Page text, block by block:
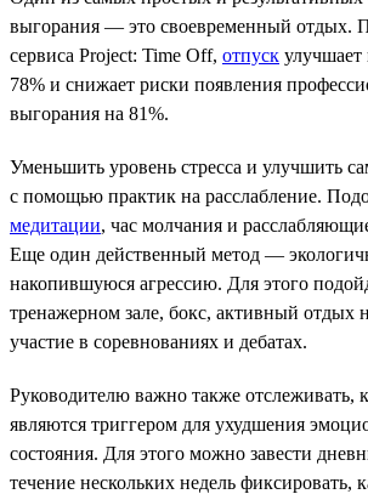
выгорания — это своевременный отдых.
сервиса Project: Time Off, отпуск
78% и снижает риски появления
выгорания на 81%.
Уменьшить уровень стресса и улучшить
с помощью практик на расслабление.
медитации, час молчания и
Еще один действенный метод —
накопившуюся агрессию. Для этого
тренажерном зале, бокс, активный отдых
участие в соревнованиях и дебатах.
Руководителю важно также отслеживать,
являются триггером для ухудшения
состояния. Для этого можно завести
течение нескольких недель фиксировать,